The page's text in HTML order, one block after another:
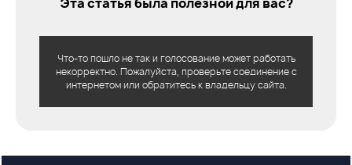
Эта статья была полезной для вас?
Что-то пошло не так и голосование может работать
некорректно. Пожалуйста, проверьте соединение с
интернетом или обратитесь к владельцу сайта.